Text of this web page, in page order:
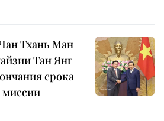
Тхань Ман
Тан Янг
срока
миссии